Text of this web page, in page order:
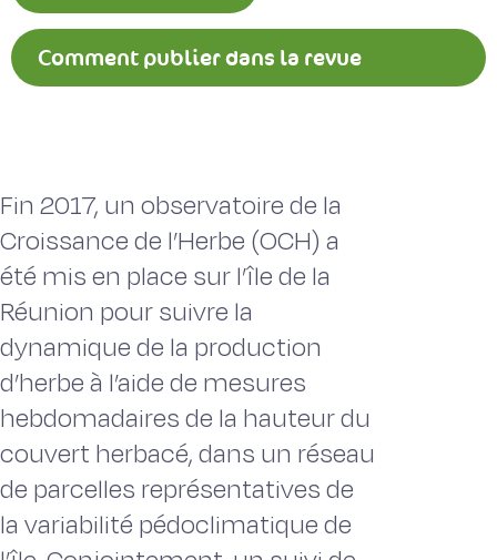
Comment publier dans la revue
Fin 2017, un observatoire de la
Croissance de l’Herbe (OCH) a
été mis en place sur l’île de la
Réunion pour suivre la
dynamique de la production
d’herbe à l’aide de mesures
hebdomadaires de la hauteur du
couvert herbacé, dans un réseau
de parcelles représentatives de
la variabilité pédoclimatique de